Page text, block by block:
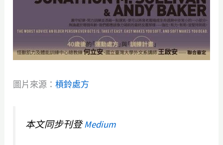
圖片來源：槓鈴處方
本文同步刊登Medium